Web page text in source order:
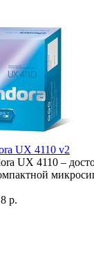
UX 4110 v2
UX 4110 –
р.